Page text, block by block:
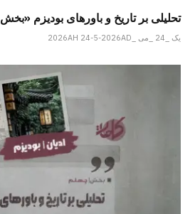
تحلیلی بر تاریخ و باورهای بودیزم «بخش ۴۱ و پایانی»
یک _24 _می _2026AH 24-5-2026AD